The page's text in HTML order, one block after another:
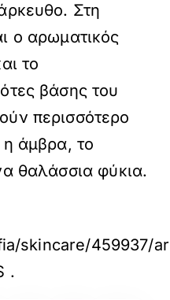
Στη
ο αρωματικός
το
βάσης του
περισσότερο
η άμβρα, το
θαλάσσια φύκια.
skincare/459937/
.